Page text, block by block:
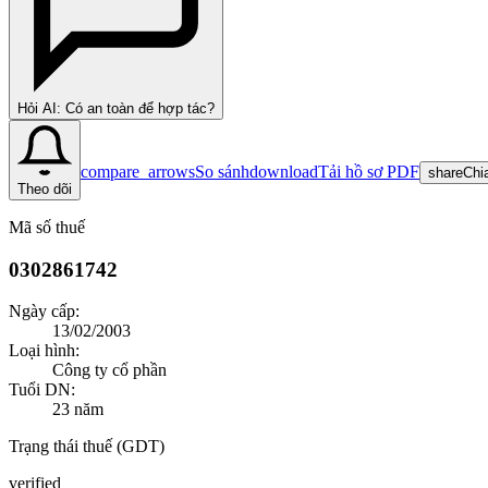
Hỏi AI: Có an toàn để hợp tác?
Theo dõi
compare_arrowsSo sánhdownloadTải hồ sơ PDF share
Mã số thuế
0302861742
Ngày cấp:
13/02/2003
Loại hình:
Công ty cổ phần
Tuổi DN:
23 năm
Trạng thái thuế (GDT)
verified